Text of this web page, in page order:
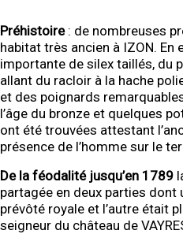
Préhistoire: de nombreuses
habitat très ancien à IZON.
importante de silex taillés, du
allant du racloir à la hache
et des poignards
l’âge du bronze et quelques
ont été trouvées attestant
présence de l’homme sur le
De la féodalité jusqu’en 1789
partagée en deux parties dont
prévôté royale et l’autre était
seigneur du château de